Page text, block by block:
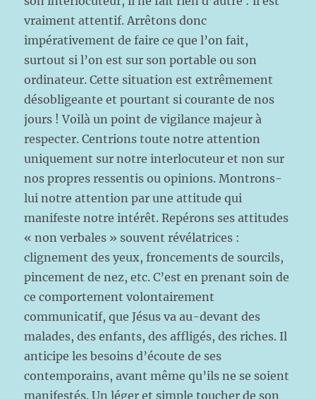
vraiment attentif. Arrêtons donc
impérativement de faire ce que l’on fait,
surtout si l’on est sur son portable ou son
ordinateur. Cette situation est extrêmement
désobligeante et pourtant si courante de nos
jours ! Voilà un point de vigilance majeur à
respecter. Centrions toute notre attention
uniquement sur notre interlocuteur et non sur
nos propres ressentis ou opinions. Montrons-
lui notre attention par une attitude qui
manifeste notre intérêt. Repérons ses attitudes
« non verbales » souvent révélatrices :
clignement des yeux, froncements de sourcils,
pincement de nez, etc. C’est en prenant soin de
ce comportement volontairement
communicatif, que Jésus va au-devant des
malades, des enfants, des affligés, des riches. Il
anticipe les besoins d’écoute de ses
contemporains, avant même qu’ils ne se soient
manifestés. Un léger et simple toucher de son